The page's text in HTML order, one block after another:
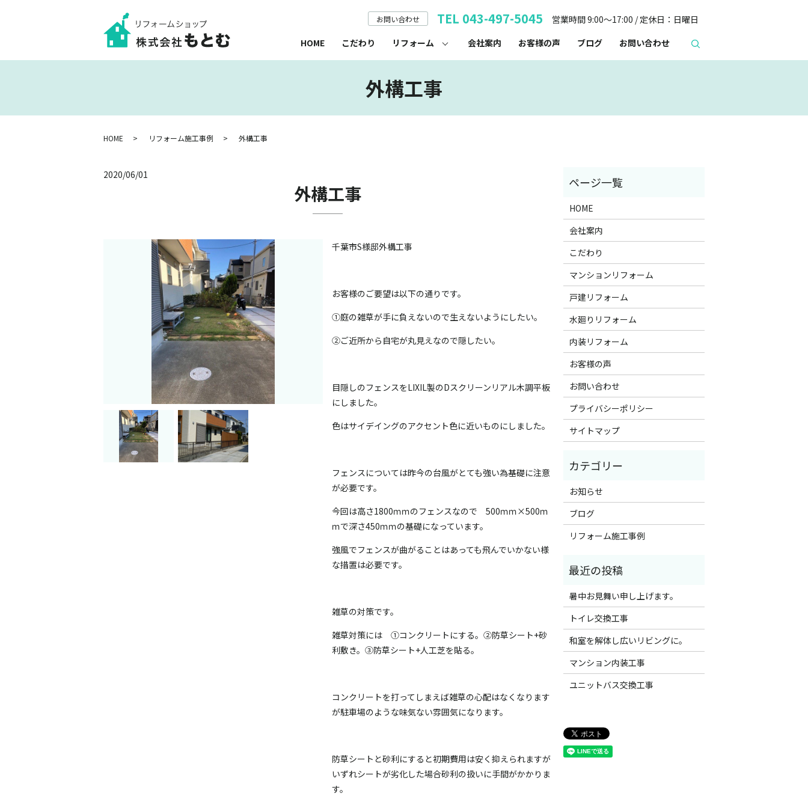
お問い合わせ TEL 043-497-5045
営業時間 9:00～17:00 / 定休日：日曜日
HOME
こだわり リフォーム 会社案内 お客様の声 ブログ お問い合わせ
外構工事
HOME リフォーム施工事例 外構工事
2020/06/01
外構工事
千葉市S様邸外構工事
お客様のご要望は以下の通りです。
①庭の雑草が手に負えないので生えないようにしたい。
②ご近所から自宅が丸見えなので隠したい。
目隠しのフェンスをLIXIL製のDスクリーンリアル木調平板
にしました。
色はサイデイングのアクセント色に近いものにしました。
フェンスについては昨今の台風がとても強い為基礎に注意
が必要です。
今回は高さ1800ｍｍのフェンスなので 500ｍｍ×500ｍ
ｍで深さ450ｍｍの基礎になっています。
強風でフェンスが曲がることはあっても飛んでいかない様
な措置は必要です。
雑草の対策です。
雑草対策には ①コンクリートにする。②防草シート+砂
利敷き。③防草シート+人工芝を貼る。
コンクリートを打ってしまえば雑草の心配はなくなります
が駐車場のような味気ない雰囲気になります。
防草シートと砂利にすると初期費用は安く抑えられますが
いずれシートが劣化した場合砂利の扱いに手間がかかりま
す。
HOME
会社案内
こだわり
マンションリフォーム
戸建リフォーム
水廻りリフォーム
内装リフォーム
お客様の声
お問い合わせ
プライバシーポリシー
サイトマップ
お知らせ
ブログ
リフォーム施工事例
暑中お見舞い申し上げます。
トイレ交換工事
和室を解体し広いリビングに。
マンション内装工事
ユニットバス交換工事